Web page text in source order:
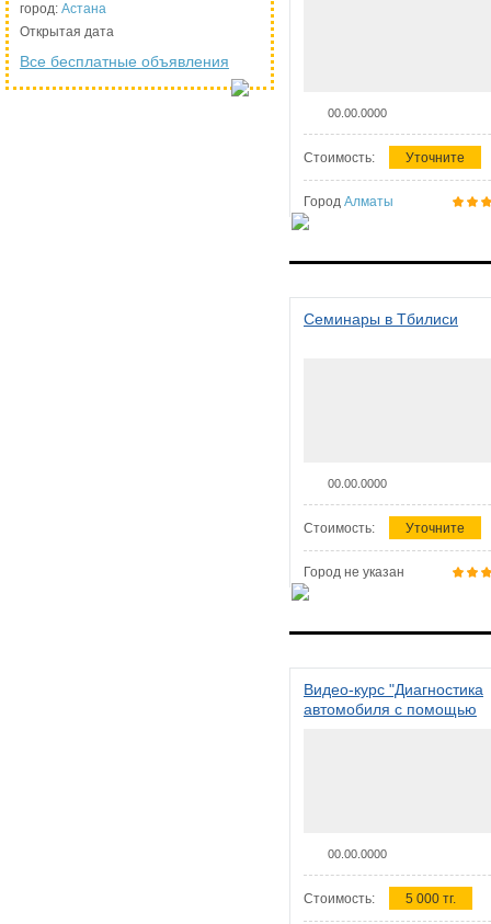
город: Астана
Открытая дата
Все бесплатные объявления
00.00.0000
Стоимость: Уточните
Город Алматы
Семинары в Тбилиси
00.00.0000
Стоимость: Уточните
Город не указан
Видео-курс "Диагностика
автомобиля с помощью
00.00.0000
Стоимость: 5 000 тг.